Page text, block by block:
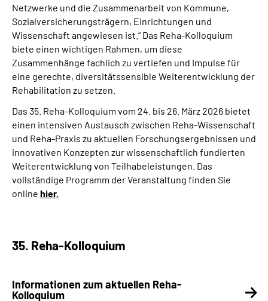
Netzwerke und die Zusammenarbeit von Kommune,
Sozialversicherungsträgern, Einrichtungen und
Wissenschaft angewiesen ist.“ Das Reha-Kolloquium
biete einen wichtigen Rahmen, um diese
Zusammenhänge fachlich zu vertiefen und Impulse für
eine gerechte, diversitätssensible Weiterentwicklung der
Rehabilitation zu setzen.
Das 35. Reha-Kolloquium vom 24. bis 26. März 2026 bietet
einen intensiven Austausch zwischen Reha-Wissenschaft
und Reha-Praxis zu aktuellen Forschungsergebnissen und
innovativen Konzepten zur wissenschaftlich fundierten
Weiterentwicklung von Teilhabeleistungen. Das
vollständige Programm der Veranstaltung finden Sie
online hier.
35. Reha-Kolloquium
Informationen zum aktuellen Reha-
Kolloquium